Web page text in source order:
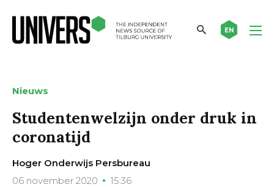
EN
Nieuws
Studentenwelzijn onder druk in
coronatijd
Hoger Onderwijs Persbureau
06 november 2020
15:36